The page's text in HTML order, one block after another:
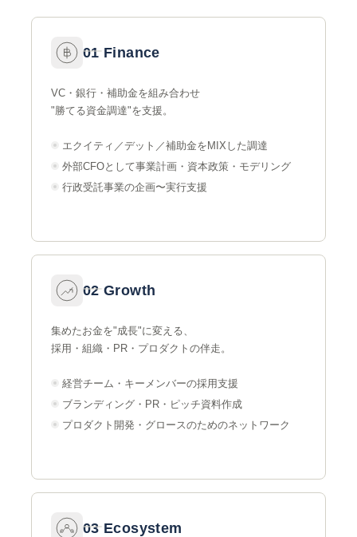
01 Finance
VC・銀行・補助金を組み合わせ
"勝てる資金調達"を支援。
エクイティ／デット／補助金をMIXした調達
外部CFOとして事業計画・資本政策・モデリング
行政受託事業の企画〜実行支援
02 Growth
集めたお金を"成長"に変える、
採用・組織・PR・プロダクトの伴走。
経営チーム・キーメンバーの採用支援
ブランディング・PR・ピッチ資料作成
プロダクト開発・グロースのためのネットワーク
03 Ecosystem